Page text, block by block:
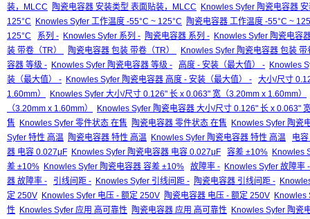
装，MLCC
陶瓷电容器 安装类型 表面贴装，MLCC
Knowles Syfer 陶瓷电容器
125°C
Knowles Syfer 工作温度 -55°C ~ 125°C
陶瓷电容器 工作温度 -55°C ~
125°C
系列 - Knowles Syfer 系列 - 陶瓷电容器 系列 - Knowles Syfer 陶瓷电容
装 带卷（TR）
陶瓷电容器 包装 带卷（TR）
Knowles Syfer 陶瓷电容器 包装
容器 等级 - Knowles Syfer 陶瓷电容器 等级 - 高度 - 安装（最大值） - Knowles
装（最大值） - Knowles Syfer 陶瓷电容器 高度 - 安装（最大值） -
大小/尺寸
1.60mm）
Knowles Syfer 大小/尺寸 0.126" 长 x 0.063" 宽（3.20mm x 1.60mm）
（3.20mm x 1.60mm）
Knowles Syfer 陶瓷电容器 大小/尺寸 0.126" 长 x 0.063"
售
Knowles Syfer 零件状态 在售 陶瓷电容器 零件状态 在售
Knowles Syfer 陶瓷
Syfer 特性 高温
陶瓷电容器 特性 高温 Knowles Syfer 陶瓷电容器 特性 高温
电
器 电容 0.027μF Knowles Syfer 陶瓷电容器 电容 0.027μF 容差 ±10% Knowles
差 ±10% Knowles Syfer 陶瓷电容器 容差 ±10% 故障率 - Knowles Syfer 故障率 -
器 故障率 -
引线间距 - Knowles Syfer 引线间距 - 陶瓷电容器 引线间距 -
定 250V Knowles Syfer 电压 - 额定 250V 陶瓷电容器 电压 - 额定 250V Knowles
性
Knowles Syfer 应用 高可靠性 陶瓷电容器 应用 高可靠性
Knowles Syfer 陶瓷